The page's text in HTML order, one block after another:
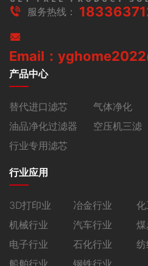
服务热线：
Email：
产品中心
替代进口滤芯 气体净化
油品净化过滤器
空压机三滤
行业专用滤芯
行业应用
3D打印业 冶金行业
机械行业
汽车行业
电子行业
石化行业
船舶行业
钢铁行业